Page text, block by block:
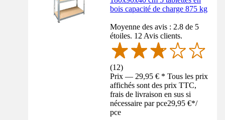
bois capacité de charge 875 kg
Moyenne des avis : 2.8 de 5
étoiles. 12 Avis clients.
(12)
Prix — 29,95 € * Tous les prix
affichés sont des prix TTC,
frais de livraison en sus si
nécessaire par pce29,95 €*/
pce